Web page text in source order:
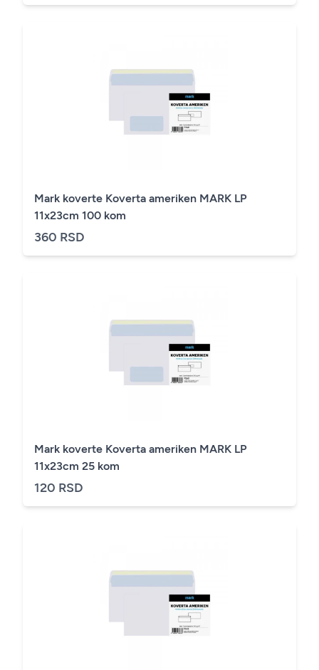
Mark koverte Koverta ameriken MARK LP
11x23cm 100 kom
360 RSD
Mark koverte Koverta ameriken MARK LP
11x23cm 25 kom
120 RSD